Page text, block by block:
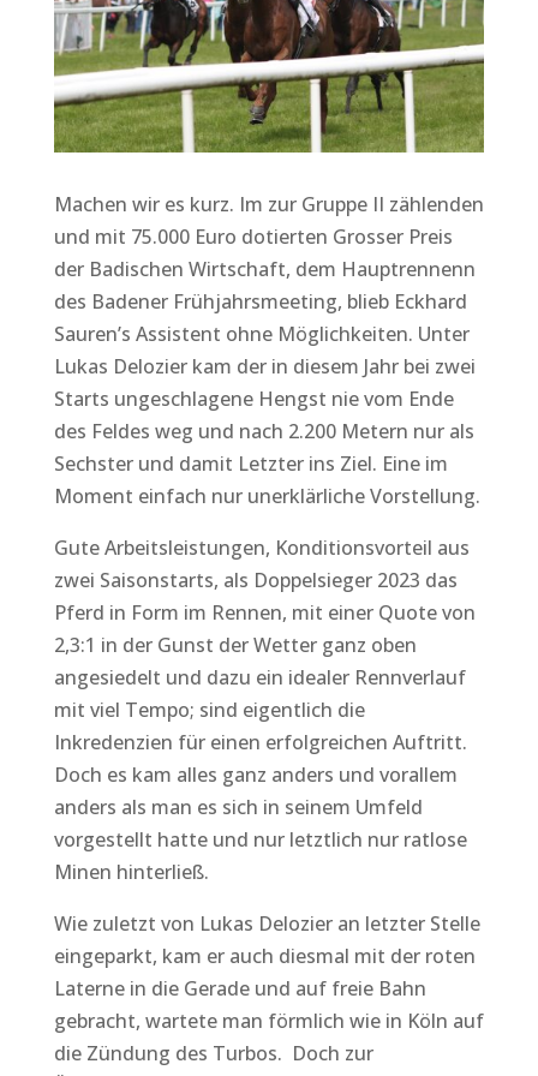
Machen wir es kurz. Im zur Gruppe II zählenden
und mit 75.000 Euro dotierten Grosser Preis
der Badischen Wirtschaft, dem Hauptrennenn
des Badener Frühjahrsmeeting, blieb Eckhard
Sauren’s Assistent ohne Möglichkeiten. Unter
Lukas Delozier kam der in diesem Jahr bei zwei
Starts ungeschlagene Hengst nie vom Ende
des Feldes weg und nach 2.200 Metern nur als
Sechster und damit Letzter ins Ziel. Eine im
Moment einfach nur unerklärliche Vorstellung.
Gute Arbeitsleistungen, Konditionsvorteil aus
zwei Saisonstarts, als Doppelsieger 2023 das
Pferd in Form im Rennen, mit einer Quote von
2,3:1 in der Gunst der Wetter ganz oben
angesiedelt und dazu ein idealer Rennverlauf
mit viel Tempo; sind eigentlich die
Inkredenzien für einen erfolgreichen Auftritt.
Doch es kam alles ganz anders und vorallem
anders als man es sich in seinem Umfeld
vorgestellt hatte und nur letztlich nur ratlose
Minen hinterließ.
Wie zuletzt von Lukas Delozier an letzter Stelle
eingeparkt, kam er auch diesmal mit der roten
Laterne in die Gerade und auf freie Bahn
gebracht, wartete man förmlich wie in Köln auf
die Zündung des Turbos. Doch zur